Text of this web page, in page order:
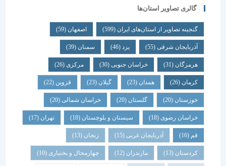
گالری تصاویر استان‌ها
گنجینه تصاویر از استان‌های ایران(599) اصفهان (59)
آذربایجان شرقی(55) یزد سمنان (39)
هرمزگان(31) خراسان جنوبی(30) مرکزی (26)
همدان گیلان قزوین
خوزستان(20) گلستان (20) خراسان شمالی(20)
خراسان رضوی(18) سیستان و بلوچستان(18) تهران
آذربایجان غربی(15) زنجان
کردستان(13) مازندران(12) چهارمحال و بختیاری (10)